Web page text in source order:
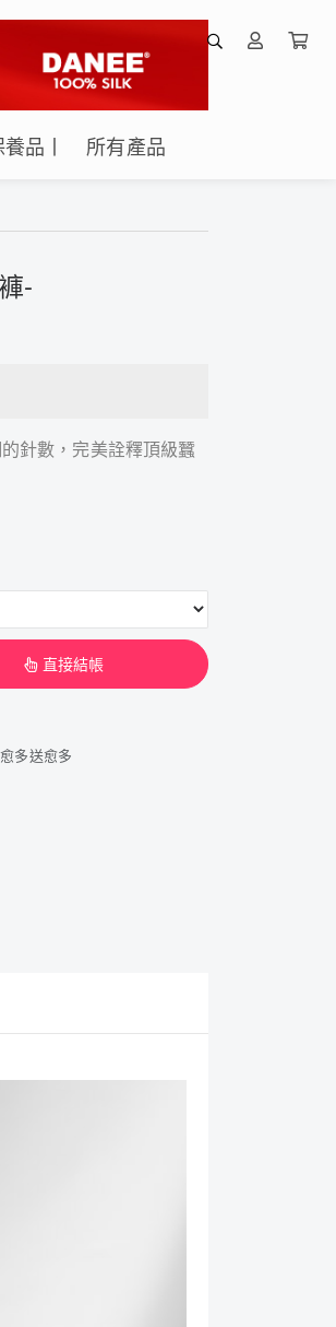
品丨 所有產品
-
針數，完美詮釋頂級蠶
直接結帳
多送愈多